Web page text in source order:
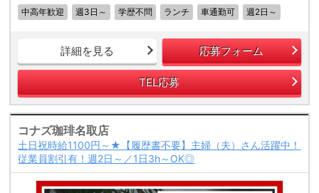
中高年歓迎
週3日～ 学歴不問 ランチ 車通勤可 週2日～
詳細を見る 応募フォーム
TEL応募
コナズ珈琲名取店
土日祝時給1100円～★【履歴書不要】主婦（夫）さん活躍中！
従業員割引有！週2日～／1日3h～OK◎